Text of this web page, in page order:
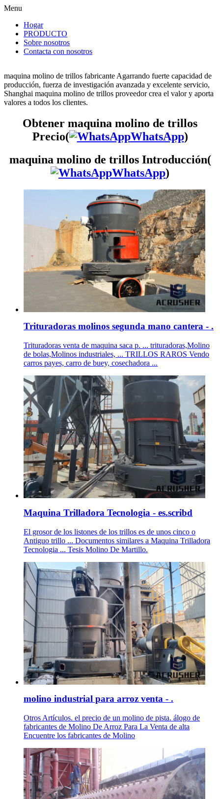
Menu
Hogar
PRODUCTO
Sobre nosotros
Contacta con nosotros
maquina molino de trillos fabricante Agarrando fuerte capacidad de
producción, fuerza de investigación avanzada y excelente servicio,
Shanghai maquina molino de trillos proveedor crea el valor y aporta
valores a todos los clientes.
Obtener maquina molino de trillos
Precio(
WhatsApp)
maquina molino de trillos Introducción(
WhatsApp)
Trituradoras molinos segunda mano cantera - .
Trituradoras venta de maquina saca p. ... trituradoras,Molino
de bolas,Molinos industriales, ... TRILLOS RAROS Vendo
carros payes, carro de buey, cosechadora ...
Maquina Trilladora Tecnologia - es.scribd
El grosor de los listones de los trillos es de unos cinco o
Antiguo trillo ... Documentos similares a Maquina Trilladora
Tecnologia ... Tesis Molino De Martillo.
molino industrial para arroz venta - .
Otros Artículos. el precio de un molino de pista. álogo de
fabricantes de Molino De Arroz Para La Venta de alta
Encuentre los fabricantes de Molino